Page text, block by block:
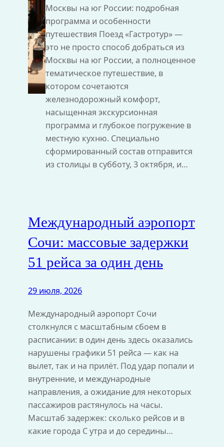
Москвы на юг России: подробная
программа и особенности
путешествия Поезд «Гастротур» —
это не просто способ добраться из
Москвы на юг России, а полноценное
тематическое путешествие, в
котором сочетаются
железнодорожный комфорт,
насыщенная экскурсионная
программа и глубокое погружение в
местную кухню. Специально
сформированный состав отправится
из столицы в субботу, 3 октября, и…
Международный аэропорт
Сочи: массовые задержки
51 рейса за один день
29 июля, 2026
Международный аэропорт Сочи
столкнулся с масштабным сбоем в
расписании: в один день здесь оказались
нарушены графики 51 рейса — как на
вылет, так и на прилёт. Под удар попали и
внутренние, и международные
направления, а ожидание для некоторых
пассажиров растянулось на часы.
Масштаб задержек: сколько рейсов и в
какие города С утра и до середины…